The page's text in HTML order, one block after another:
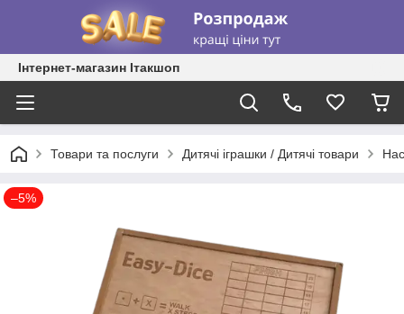
Інтернет-магазин Ітакшоп
Товари та послуги Дитячі іграшки / Дитячі товари
–5%